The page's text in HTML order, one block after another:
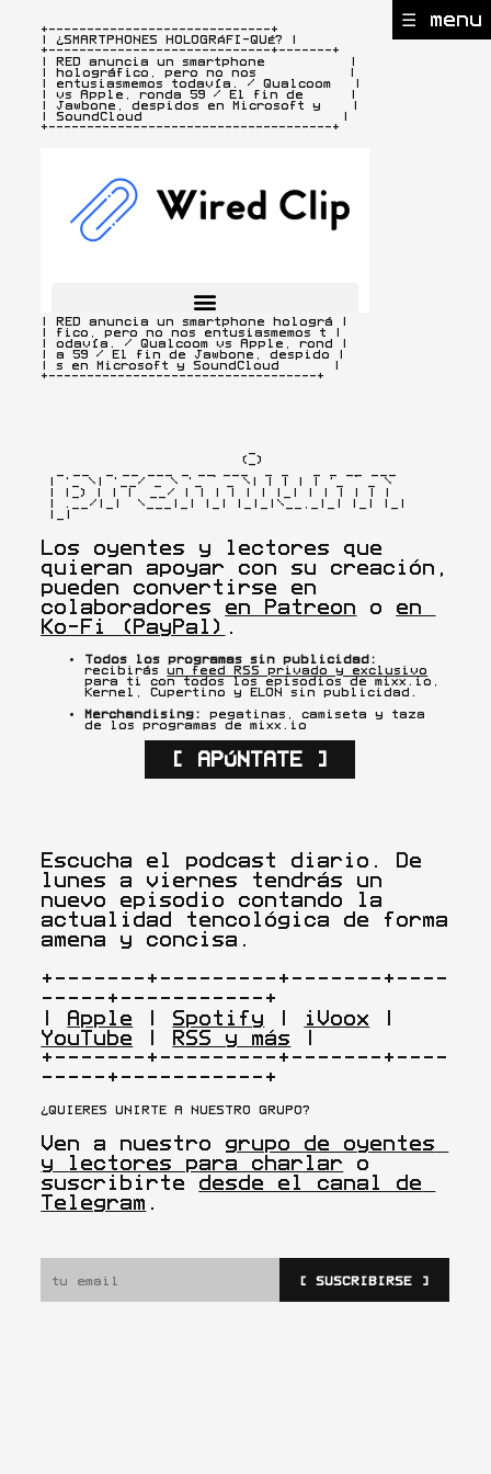
☰ menu
+-----------------------------+
| ¿SMARTPHONES HOLOGRÁFI-QUÉ? |
+-----------------------------+-------+
| RED anuncia un smartphone           |
| holográfico, pero no nos            |
| entusiasmemos todavía. / Qualcoom   |
| vs Apple, ronda 59 / El fin de      |
| Jawbone, despidos en Microsoft y    |
| SoundCloud                          |
+-------------------------------------+
+-----------------------------------+
| RED anuncia un smartphone holográ |
| fico, pero no nos entusiasmemos t |
| odavía. / Qualcoom vs Apple, rond |
| a 59 / El fin de Jawbone, despido |
| s en Microsoft y SoundCloud       |
+-----------------------------------+
Los oyentes y lectores que
quieran apoyar con su creación,
pueden convertirse en
colaboradores en Patreon o en
Ko-Fi (PayPal)
Todos los programas sin publicidad:
recibirás un feed RSS privado y exclusivo
para ti con todos los episodios de mixx.io,
Kernel, Cupertino y ELON sin publicidad.
Merchandising:
pegatinas, camiseta y taza
de los programas de mixx.io
[ APÚNTATE ]
Escucha el podcast diario. De
lunes a viernes tendrás un
nuevo episodio contando la
actualidad tencológica de forma
amena y concisa.
+-------+---------+-------+----
-----+-----------+
Apple Spotify iVoox
YouTube
RSS y más
+-------+---------+-------+----
-----+-----------+
¿QUIERES UNIRTE A NUESTRO GRUPO?
Ven a nuestro grupo de oyentes
y lectores para charlar o
suscribirte desde el canal de
Telegram
[ SUSCRIBIRSE ]